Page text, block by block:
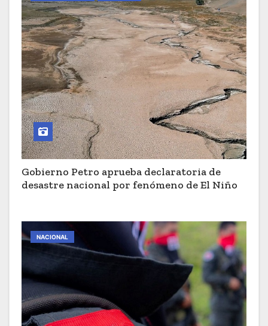
Gobierno Petro aprueba declaratoria de
desastre nacional por fenómeno de El Niño
NACIONAL